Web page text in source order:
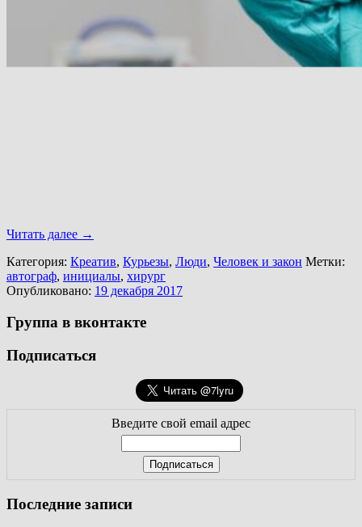
Читать далее →
Категория: Креатив, Курьезы, Люди, Человек и закон Метки:
автограф, инициалы, хирург
Опубликовано: 19 декабря 2017
Группа в вконтакте
Подписаться
Введите свой email адрес
Последние записи